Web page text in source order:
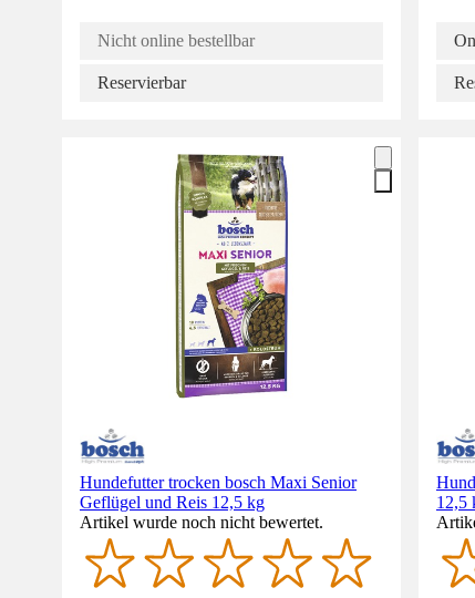
Nicht online bestellbar
Reservierbar
Hundefutter trocken bosch Maxi Senior
Geflügel und Reis 12,5 kg
Artikel wurde noch nicht bewertet.
12,5